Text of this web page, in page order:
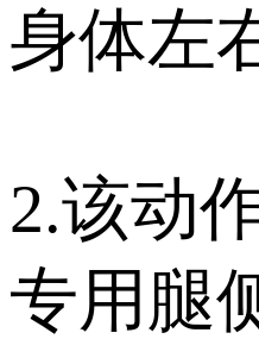
身体左
2.该动
专用腿